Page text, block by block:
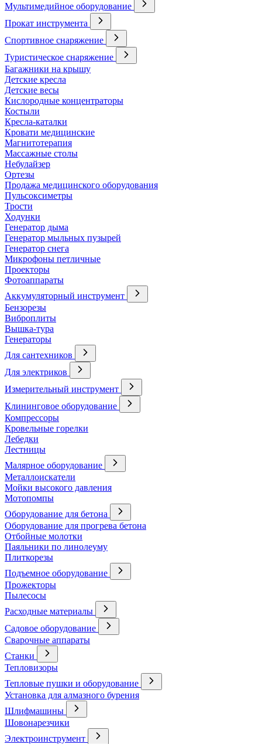
Мультимедийное оборудование
Прокат инструмента
Спортивное снаряжение
Туристическое снаряжение
Багажники на крышу
Детские кресла
Детские весы
Кислородные концентраторы
Костыли
Кресла-каталки
Кровати медицинские
Магнитотерапия
Массажные столы
Небулайзер
Ортезы
Продажа медицинского оборудования
Пульсоксиметры
Трости
Ходунки
Генератор дыма
Генератор мыльных пузырей
Генератор снега
Микрофоны петличные
Проекторы
Фотоаппараты
Аккумуляторный инструмент
Бензорезы
Виброплиты
Вышка-тура
Генераторы
Для сантехников
Для электриков
Измерительный инструмент
Клининговое оборудование
Компрессоры
Кровельные горелки
Лебедки
Лестницы
Малярное оборудование
Металлоискатели
Мойки высокого давления
Мотопомпы
Оборудование для бетона
Оборудование для прогрева бетона
Отбойные молотки
Паяльники по линолеуму
Плиткорезы
Подъемное оборудование
Прожекторы
Пылесосы
Расходные материалы
Садовое оборудование
Сварочные аппараты
Станки
Тепловизоры
Тепловые пушки и оборудование
Установка для алмазного бурения
Шлифмашины
Шовонарезчики
Электроинструмент